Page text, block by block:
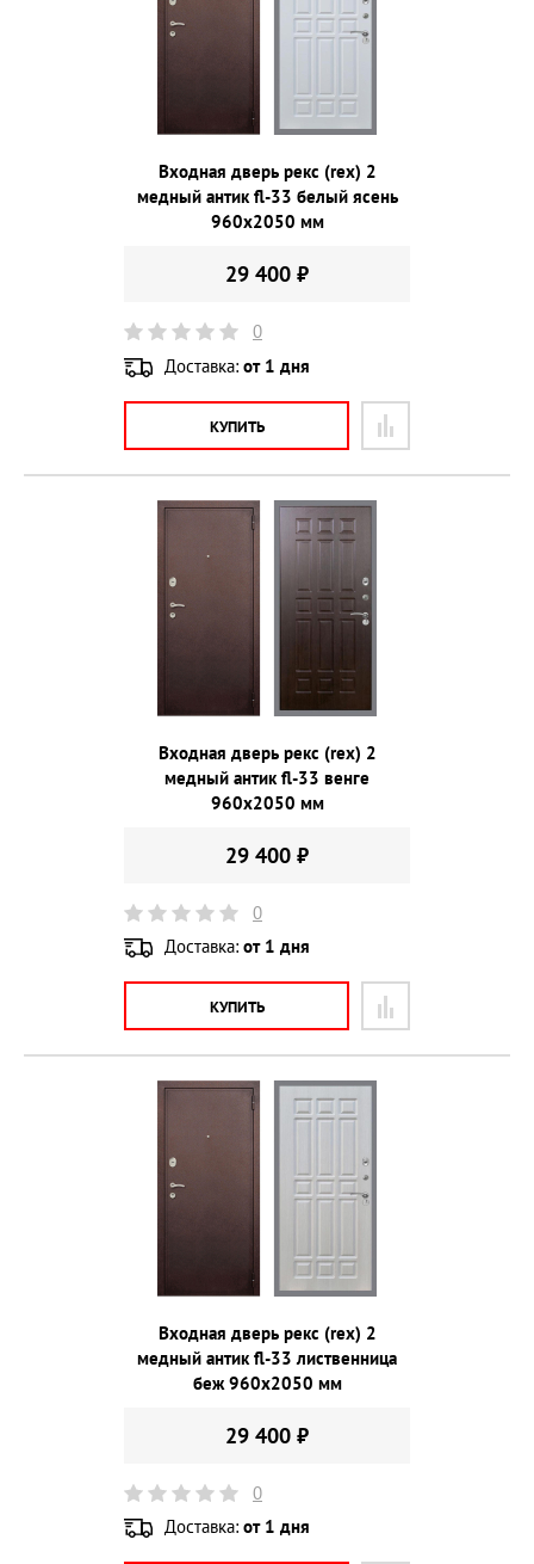
Входная дверь рекс (rex) 2
медный антик fl-33 белый ясень
960х2050 мм
29 400 ₽
0
Доставка: от 1 дня
КУПИТЬ
Входная дверь рекс (rex) 2
медный антик fl-33 венге
960х2050 мм
29 400 ₽
0
Доставка: от 1 дня
КУПИТЬ
Входная дверь рекс (rex) 2
медный антик fl-33 лиственница
беж 960х2050 мм
29 400 ₽
0
Доставка: от 1 дня